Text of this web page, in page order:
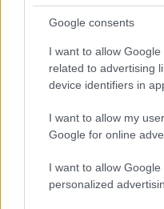
Google consents
I want to allow
related to advertising
device identifiers in
I want to allow my
Google for online
I want to allow
personalized
szeretetét mohón
világban mutatkozik
szívbemarkolóan
folytatható.
Anton Pavlovics
színésznőjének
nem egészen ezt
Akunyinkriminalizálja